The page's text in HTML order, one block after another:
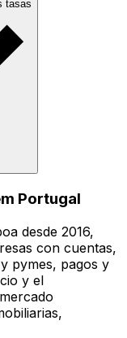
tasas
Portugal
desde 2016,
con cuentas,
pymes, pagos y
y el